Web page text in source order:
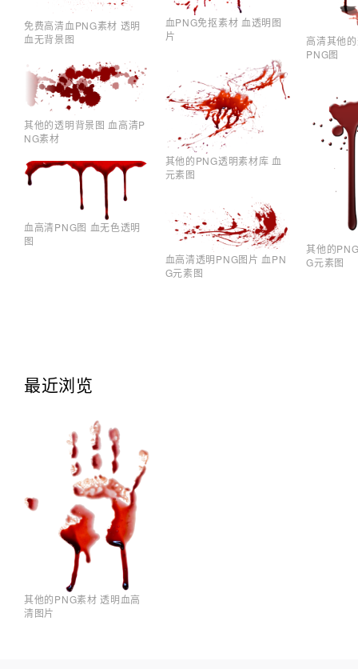
免费高清血PNG素材 透明
血无背景图
其他的透明背景图 血高清P
NG素材
血高清PNG图 血无色透明
图
血PNG免抠素材 血透明图
片
其他的PNG透明素材库 血
元素图
血高清透明PNG图片 血PN
G元素图
高清其他
PNG图
其他的
G元素图
最近浏览
其他的PNG素材 透明血高
清图片